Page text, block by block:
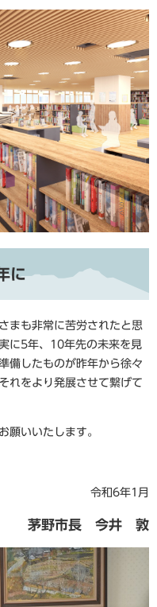
に
まも非常に苦労されたと思
に5年、10年先の未来を見
備したものが昨年から徐々
れをより発展させて繋げて
願いいたします。
令和6年1月
茅野市長 今井 敦